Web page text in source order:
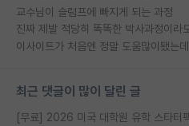
교수님이 슬럼프에 빠지게 되는 과정
이사이트가 처음엔 정말 도움많이됐는데
최근 댓글이 많이 달린 글